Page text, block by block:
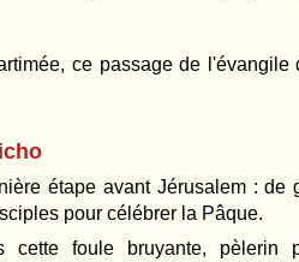
ce passage de
étape avant Jérusalem : de
pour célébrer la Pâque.
cette foule bruyante, pèlerin